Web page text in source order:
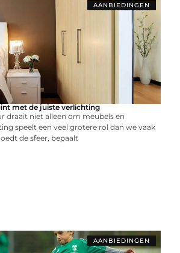
AANBIEDINGEN
met de juiste verlichting
draait niet alleen om meubels en
speelt een veel grotere rol dan we vaak
de sfeer, bepaalt
AANBIEDINGEN